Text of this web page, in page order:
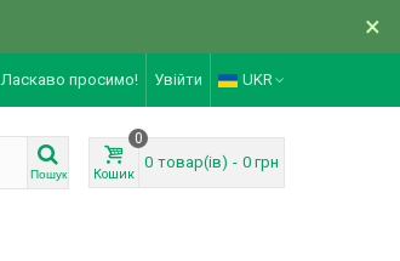
×
Ласкаво просимо! Увійти UKR
Пошук Кошик
0
0 товар(ів) - 0 грн